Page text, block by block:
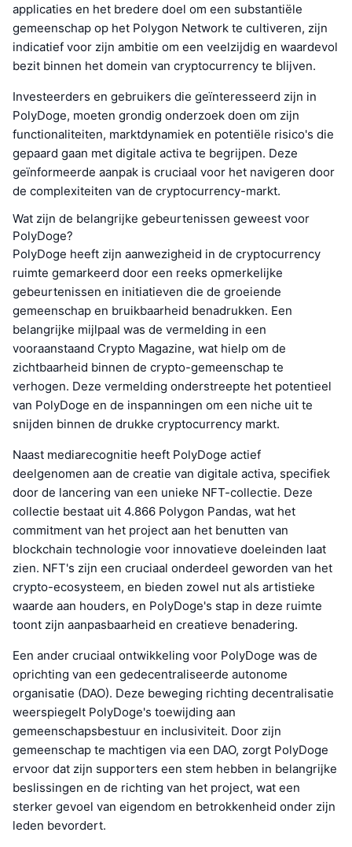
applicaties en het bredere doel om een substantiële
gemeenschap op het Polygon Network te cultiveren, zijn
indicatief voor zijn ambitie om een veelzijdig en waardevol
bezit binnen het domein van cryptocurrency te blijven.
Investeerders en gebruikers die geïnteresseerd zijn in
PolyDoge, moeten grondig onderzoek doen om zijn
functionaliteiten, marktdynamiek en potentiële risico's die
gepaard gaan met digitale activa te begrijpen. Deze
geïnformeerde aanpak is cruciaal voor het navigeren door
de complexiteiten van de cryptocurrency-markt.
Wat zijn de belangrijke gebeurtenissen geweest voor
PolyDoge?
PolyDoge heeft zijn aanwezigheid in de cryptocurrency
ruimte gemarkeerd door een reeks opmerkelijke
gebeurtenissen en initiatieven die de groeiende
gemeenschap en bruikbaarheid benadrukken. Een
belangrijke mijlpaal was de vermelding in een
vooraanstaand Crypto Magazine, wat hielp om de
zichtbaarheid binnen de crypto-gemeenschap te
verhogen. Deze vermelding onderstreepte het potentieel
van PolyDoge en de inspanningen om een niche uit te
snijden binnen de drukke cryptocurrency markt.
Naast mediarecognitie heeft PolyDoge actief
deelgenomen aan de creatie van digitale activa, specifiek
door de lancering van een unieke NFT-collectie. Deze
collectie bestaat uit 4.866 Polygon Pandas, wat het
commitment van het project aan het benutten van
blockchain technologie voor innovatieve doeleinden laat
zien. NFT's zijn een cruciaal onderdeel geworden van het
crypto-ecosysteem, en bieden zowel nut als artistieke
waarde aan houders, en PolyDoge's stap in deze ruimte
toont zijn aanpasbaarheid en creatieve benadering.
Een ander cruciaal ontwikkeling voor PolyDoge was de
oprichting van een gedecentraliseerde autonome
organisatie (DAO). Deze beweging richting decentralisatie
weerspiegelt PolyDoge's toewijding aan
gemeenschapsbestuur en inclusiviteit. Door zijn
gemeenschap te machtigen via een DAO, zorgt PolyDoge
ervoor dat zijn supporters een stem hebben in belangrijke
beslissingen en de richting van het project, wat een
sterker gevoel van eigendom en betrokkenheid onder zijn
leden bevordert.